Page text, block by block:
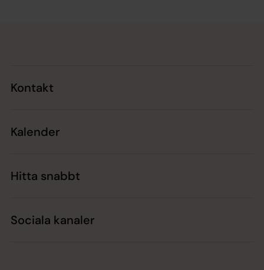
Kontakt
Kalender
Hitta snabbt
Sociala kanaler